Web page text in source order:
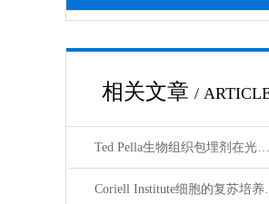
相关文章 /
Ted Pella生物组织包埋剂在光镜与电镜联用技术中的应用
Coriell